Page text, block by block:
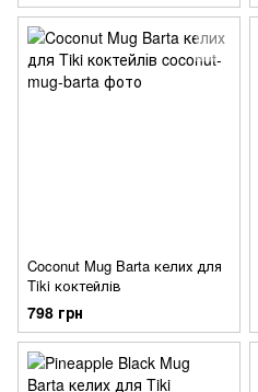
Coconut Mug Barta келих для
Tiki коктейлів
798 грн